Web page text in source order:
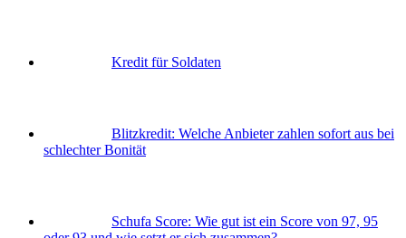
Kredit für Soldaten
Blitzkredit: Welche Anbieter zahlen sofort aus bei
schlechter Bonität
Schufa Score: Wie gut ist ein Score von 97, 95